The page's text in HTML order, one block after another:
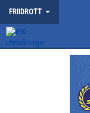
FRIIDROTT